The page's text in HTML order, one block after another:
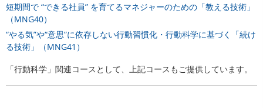
短期間で “できる社員” を育てるマネジャーのための「教える技術」
（MNG40）
“やる気”や“意思”に依存しない行動習慣化・行動科学に基づく「続け
る技術」（MNG41）
「行動科学」関連コースとして、上記コースもご提供しています。